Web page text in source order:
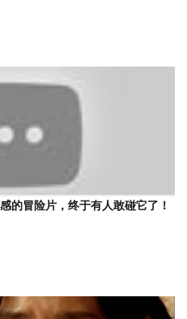
的冒险片，终于有人敢碰它了！